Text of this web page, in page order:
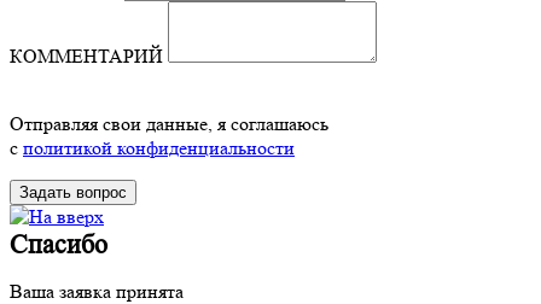
КОММЕНТАРИЙ
Отправляя свои данные, я соглашаюсь
с политикой конфиденциальности
Спасибо
Ваша заявка принята